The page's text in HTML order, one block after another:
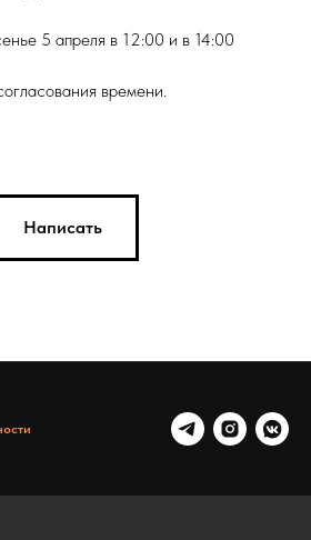
5 апреля в 12:00 и в 14:00
времени.
Написать